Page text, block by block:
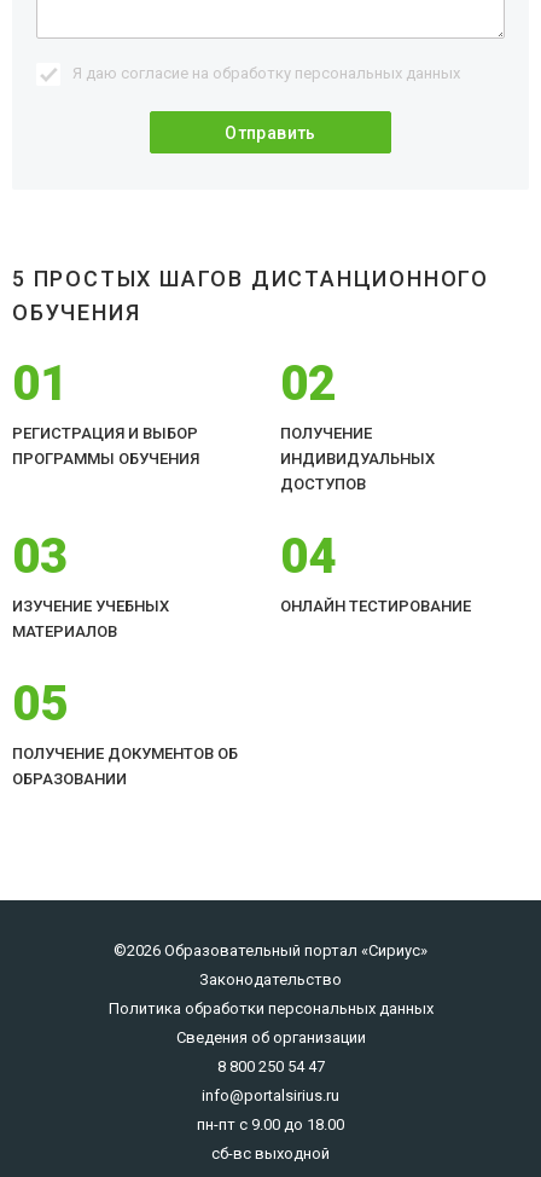
Я даю согласие на обработку персональных данных
5 ПРОСТЫХ ШАГОВ ДИСТАНЦИОННОГО
ОБУЧЕНИЯ
01
РЕГИСТРАЦИЯ И ВЫБОР
ПРОГРАММЫ ОБУЧЕНИЯ
02
ПОЛУЧЕНИЕ
ИНДИВИДУАЛЬНЫХ
ДОСТУПОВ
03
ИЗУЧЕНИЕ УЧЕБНЫХ
МАТЕРИАЛОВ
04
ОНЛАЙН ТЕСТИРОВАНИЕ
05
ПОЛУЧЕНИЕ ДОКУМЕНТОВ ОБ
ОБРАЗОВАНИИ
©2026 Образовательный портал «Сириус»
Законодательство
Политика обработки персональных данных
Сведения об организации
8 800 250 54 47
info@portalsirius.ru
пн-пт с 9.00 до 18.00
сб-вс выходной